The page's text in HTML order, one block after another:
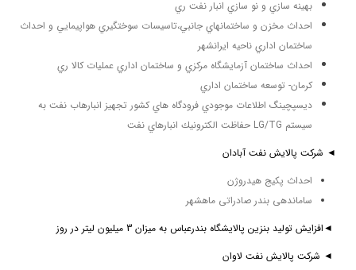
بهينه سازي و نو سازي انبار نفت ري
احداث مخزن و ساختمانهاي جانبي،تاسيسات سوختگيري هواپيمايي و احداث
ساختمان اداري ناحيه ايرانشهر
احداث ساختمان آزمايشگاه مركزي و ساختمان اداري عمليات كالا ري
كرمان- توسعه ساختمان اداري
ديسپچينگ اطلاعات موجودي فرودگاه هاي كشور تجهيز انبارهاب نفت به
سيستم LG/TG حفاظت الكترونيك انبارهاي نفت
◄ شركت پالايش نفت آبادان
احداث پکیج هیدروژن
ساماندهی بندر صادراتی ماهشهر
◄افزايش توليد بنزين پالايشگاه بندرعباس به میزان 3 میلیون لیتر در روز
◄ شركت پالايش نفت لاوان